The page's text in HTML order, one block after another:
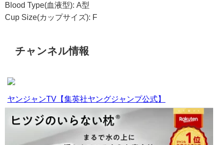
Blood Type(血液型): A型
Cup Size(カップサイズ): F
チャンネル情報
ヤンジャンTV【集英社ヤングジャンプ公式】